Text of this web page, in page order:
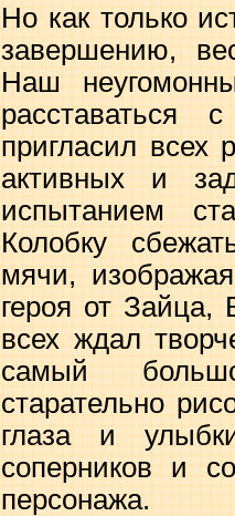
Но как только
завершению,
Наш
пригласил всех
активных и
испытанием
Колобку
мячи,
героя от Зайца,
всех ждал
самый
старательно
глаза и
соперников и
персонажа.